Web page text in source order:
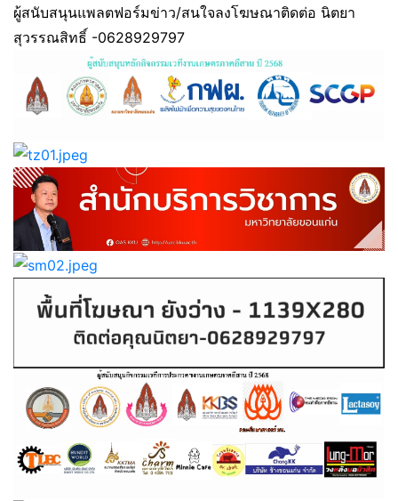
ผู้สนับสนุนแพลตฟอร์มข่าว/สนใจลงโฆษณาติดต่อ นิตยา
สุวรรณสิทธิ์ -0628929797